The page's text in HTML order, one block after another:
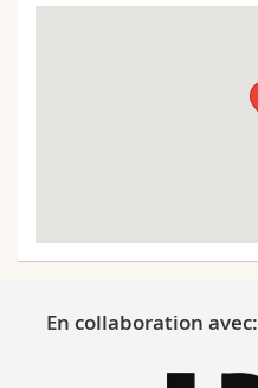
En collaboration avec: